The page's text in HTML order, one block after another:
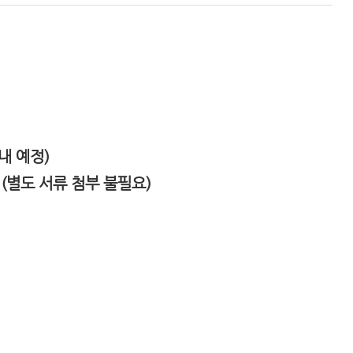
예정)
도 서류 첨부 불필요)